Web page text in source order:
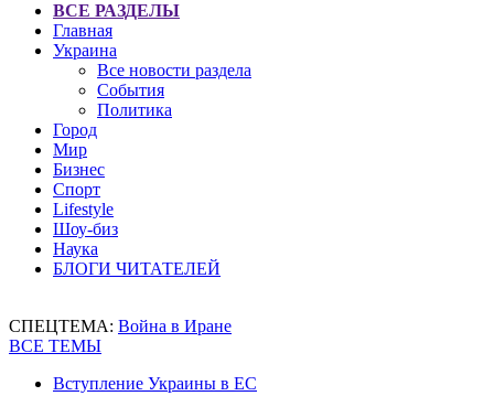
ВСЕ РАЗДЕЛЫ
Главная
Украина
Все новости раздела
События
Политика
Город
Мир
Бизнес
Спорт
Lifestyle
Шоу-биз
Наука
БЛОГИ ЧИТАТЕЛЕЙ
СПЕЦТЕМА: Война в Иране
ВСЕ ТЕМЫ
Вступление Украины в ЕС